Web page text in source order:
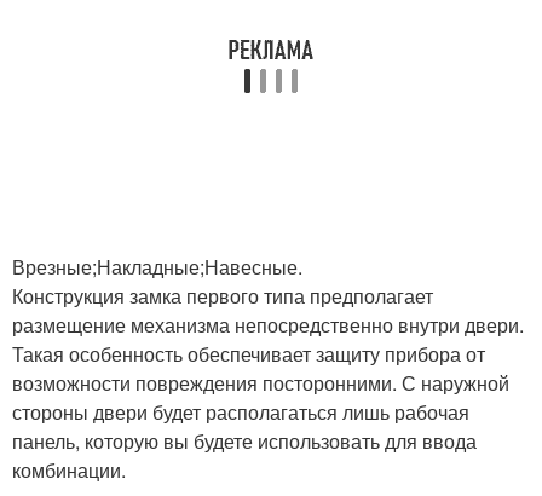
Врезные;Накладные;Навесные.
Конструкция замка первого типа предполагает
размещение механизма непосредственно внутри двери.
Такая особенность обеспечивает защиту прибора от
возможности повреждения посторонними. С наружной
стороны двери будет располагаться лишь рабочая
панель, которую вы будете использовать для ввода
комбинации.